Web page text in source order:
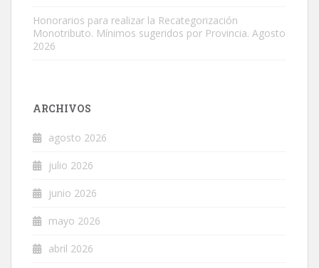
Honorarios para realizar la Recategorización
Monotributo. Mínimos sugeridos por Provincia. Agosto
2026
ARCHIVOS
agosto 2026
julio 2026
junio 2026
mayo 2026
abril 2026